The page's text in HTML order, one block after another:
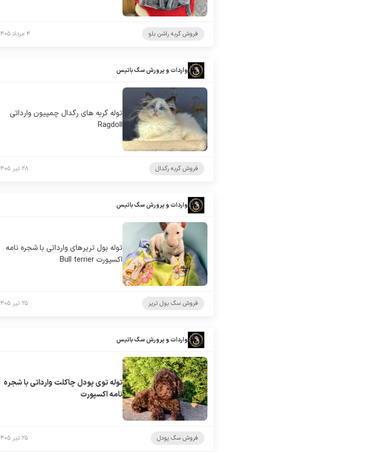
فروش گربه راشن بلو ۴ مرداد ۱۴۰۵
واردات و پرورش سگ باتیس
توله گربه های رگدال چمپیون وارداتی
Ragdoll
فروش گربه رگدال ۲۸ تیر ۱۴۰۵
واردات و پرورش سگ باتیس
توله بول تریرهای وارداتی با شجره نامه
اکسپورت Bull terrier
فروش سگ بول تریر ۲۵ تیر ۱۴۰۵
واردات و پرورش سگ باتیس
توله توی پودل چاکلت وارداتی با شجره
نامه اکسپورت
فروش سگ پودل ۲۵ تیر ۱۴۰۵